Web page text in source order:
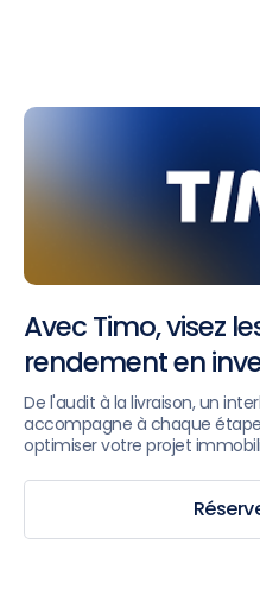
Avec Timo, visez
rendement en
De l'audit à la livraison, un
accompagne à chaque
optimiser votre projet